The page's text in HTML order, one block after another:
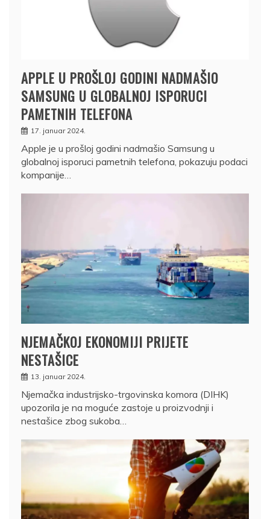
APPLE U PROŠLOJ GODINI NADMAŠIO
SAMSUNG U GLOBALNOJ ISPORUCI
PAMETNIH TELEFONA
17. januar 2024.
Apple je u prošloj godini nadmašio Samsung u
globalnoj isporuci pametnih telefona, pokazuju podaci
kompanije…
NJEMAČKOJ EKONOMIJI PRIJETE
NESTAŠICE
13. januar 2024.
Njemačka industrijsko-trgovinska komora (DIHK)
upozorila je na moguće zastoje u proizvodnji i
nestašice zbog sukoba…